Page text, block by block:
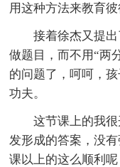
用这种方法来教育
接着徐杰又提
做题目，而不用“两
的问题了，呵呵，
功夫。
这节课上的我
发形成的答案，没
课以上的这么顺利呢